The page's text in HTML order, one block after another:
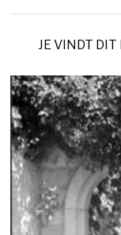
JE VINDT